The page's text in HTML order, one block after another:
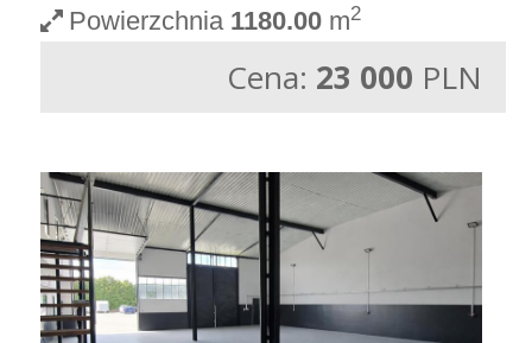
Powierzchnia 1180.00 m2
Cena: 23 000 PLN